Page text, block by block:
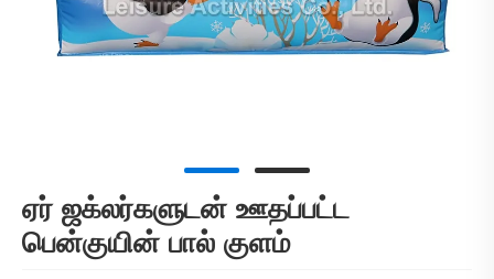
ஏர் ஜக்லர்களுடன் ஊதப்பட்ட
பென்குயின் பால் குளம்